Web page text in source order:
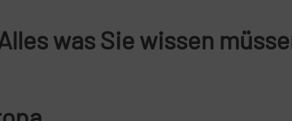
was Sie wissen